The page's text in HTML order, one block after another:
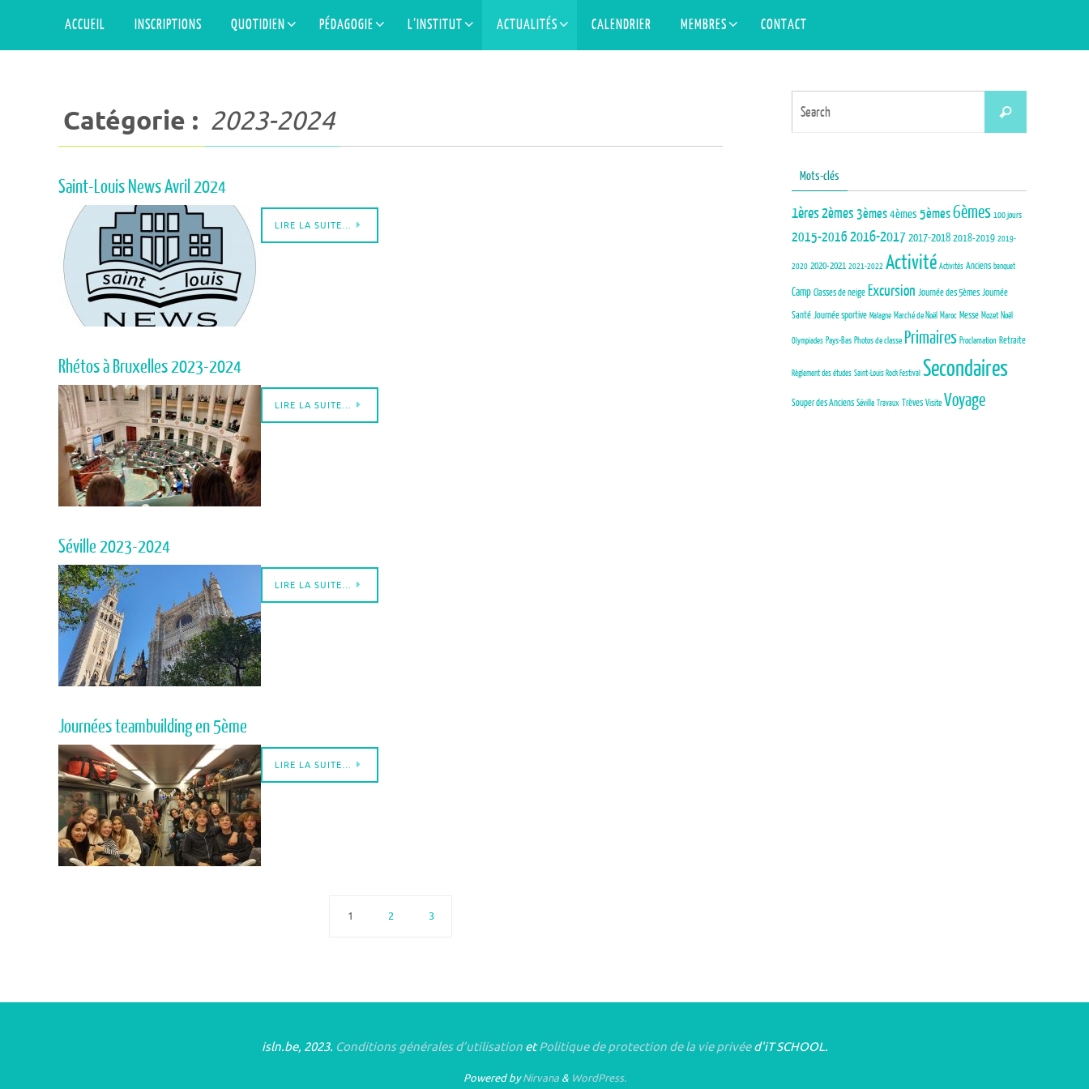
ACCUEIL INSCRIPTIONS QUOTIDIEN PÉDAGOGIE L’INSTITUT ACTUALITÉS CALENDRIER MEMBRES CONTACT
Catégorie : 2023-2024
Saint-Louis News Avril 2024
LIRE LA SUITE…
Rhétos à Bruxelles 2023-2024
LIRE LA SUITE…
Séville 2023-2024
LIRE LA SUITE…
Journées teambuilding en 5ème
LIRE LA SUITE…
1 2 3
Search
Mots-clés
1ères2èmes 3èmes4èmes 5èmes6èmes 100 jours
2015-2016 2016-2017 2017-2018 2018-2019 2019-
2020 2020-2021 2021-2022 Activité Activités Anciens banquet
Camp Classes de neige Excursion Journée des 5èmes Journée
Santé Journée sportive Malagne Marché de Noël Maroc Messe Mozet Noël
Olympiades Pays-Bas Photos de classe Primaires Proclamation Retraite
Règlement des études Saint-Louis Rock Festival Secondaires
Souper des Anciens Séville Travaux Trèves Visite Voyage
isln.be, 2023. Conditions générales d’utilisationetPolitique de protection de la vie privéed'iT SCHOOL.
Powered byNirvana& WordPress.